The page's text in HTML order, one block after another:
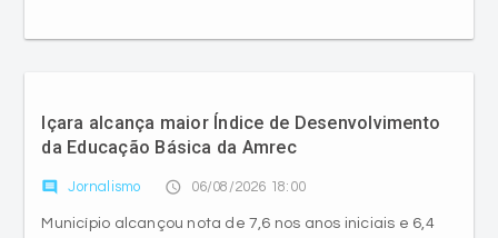
Içara alcança maior Índice de Desenvolvimento
da Educação Básica da Amrec
comment Jornalismo access_time 06/08/2026 18:00
Município alcançou nota de 7,6 nos anos iniciais e 6,4